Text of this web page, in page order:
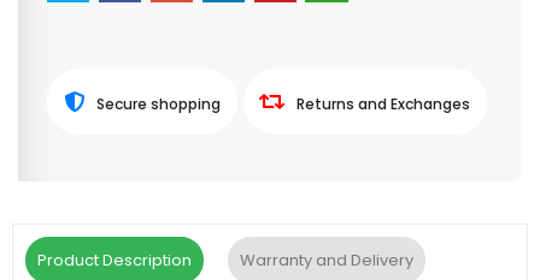
Secure shopping Returns and Exchanges
Product Description Warranty and Delivery